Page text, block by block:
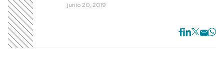
junio 20, 2019